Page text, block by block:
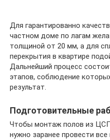
Для гарантированно
частном доме по лагам
толщиной от 20 мм, а для
перекрытия в квартире
Дальнейший процесс
этапов, соблюдение
результат.
Подготовительные
Чтобы монтаж полов из ЦСП
нужно заранее провести